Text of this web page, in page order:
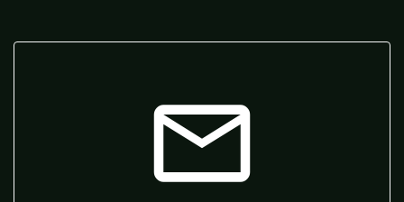
mail_outline